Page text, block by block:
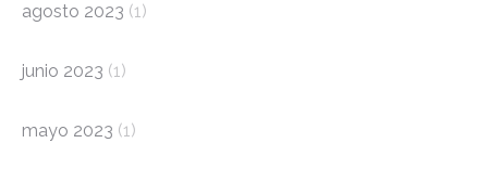
agosto 2023 (1)
junio 2023 (1)
mayo 2023 (1)